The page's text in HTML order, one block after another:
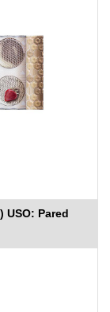
USO: Pared